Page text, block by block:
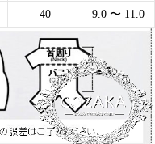
40 9.0 〜 11.0